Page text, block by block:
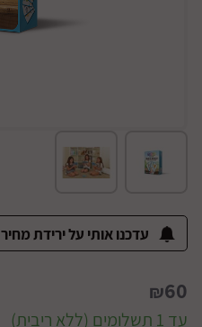
עדכנו אותי על ירידת מחיר
₪60
עד 1 תשלומים (ללא ריבית)